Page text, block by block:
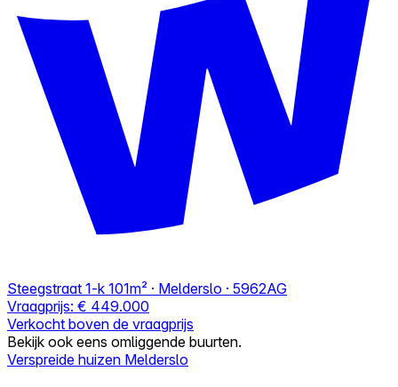
Steegstraat 1-k 101m² · Melderslo · 5962AG
Vraagprijs: € 449.000
Verkocht boven de vraagprijs
Bekijk ook eens omliggende buurten.
Verspreide huizen Melderslo